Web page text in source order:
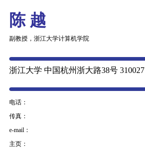
陈 越
副教授，浙江大学计算机学院
浙江大学 中国杭州浙大路38号 310027
电话：
传真：
e-mail：
主页：